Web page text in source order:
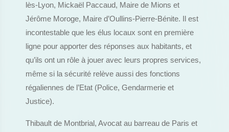
lès-Lyon, Mickaël Paccaud, Maire de Mions et
Jérôme Moroge, Maire d’Oullins-Pierre-Bénite. Il est
incontestable que les élus locaux sont en première
ligne pour apporter des réponses aux habitants, et
qu’ils ont un rôle à jouer avec leurs propres services,
même si la sécurité relève aussi des fonctions
régaliennes de l’Etat (Police, Gendarmerie et
Justice).
Thibault de Montbrial, Avocat au barreau de Paris et